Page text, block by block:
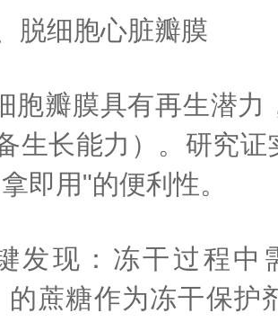
脱细胞心脏瓣膜
胞瓣膜具有再生潜力
生长能力）。研究
即用"的便利性。
发现：冻干过程中
的蔗糖作为冻干保